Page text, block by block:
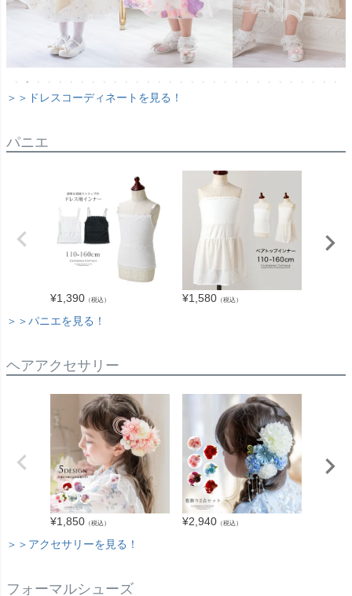
＞＞ドレスコーディネートを見る！
パニエ
¥1,390 （税込） ¥1,580 （税込）
＞＞パニエを見る！
ヘアアクセサリー
¥1,850 （税込） ¥2,940 （税込）
＞＞アクセサリーを見る！
フォーマルシューズ